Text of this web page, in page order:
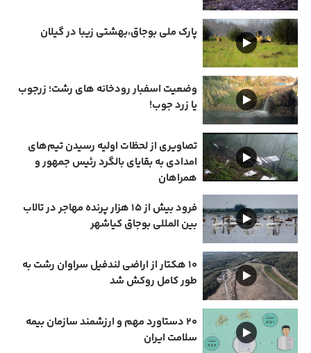
پارک ملی بوجاق،بهشتی زیبا در گیلان
وضعیت اسفبار رودخانه های رشت؛ زرجوب
یا زرد جوب!
تصاویری از لحظات اولیه رسیدن تیم‌های
امدادی به بقایای بالگرد رئیس جمهور و
همراهان
فرود بیش از ۱۵ هزار پرنده مهاجر در تالاب
بین المللی بوجاق کیاشهر
۱۰ هکتار از اراضی لندفیل سراوان رشت به
طور کامل روکش شد
۲۰ دستاورد مهم و ارزشمند سازمان بیمه
سلامت ایران